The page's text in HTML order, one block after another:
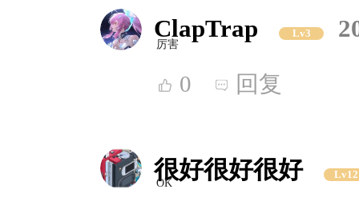
ClapTrap Lv3
厉害
0 回复
很好很好很好 Lv12
OK